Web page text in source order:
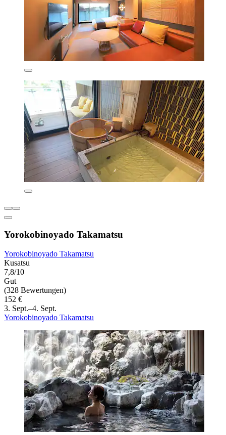
Yorokobinoyado Takamatsu
Yorokobinoyado Takamatsu
Kusatsu
7,8/10
Gut
(328 Bewertungen)
152 €
3. Sept.–4. Sept.
Yorokobinoyado Takamatsu